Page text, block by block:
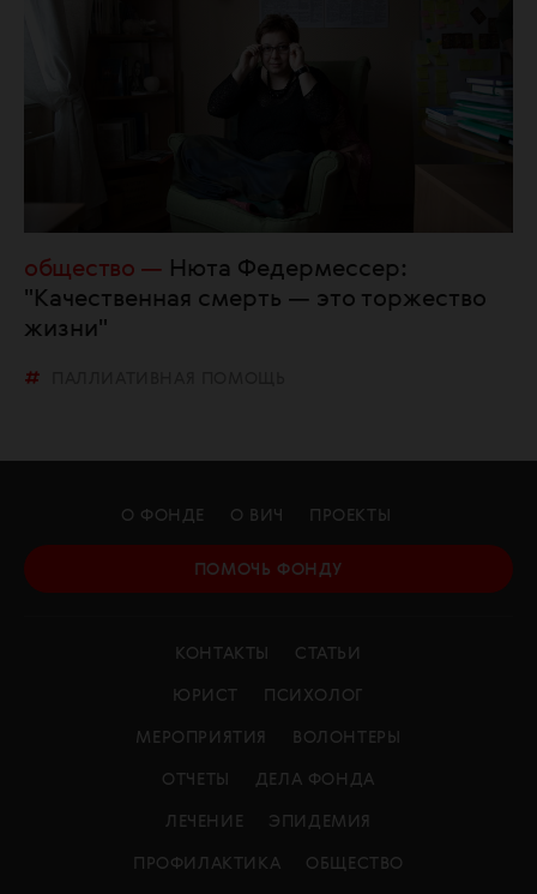
общество
Нюта Федермессер:
"Качественная смерть — это торжество
жизни"
О ФОНДЕ О ВИЧ ПРОЕКТЫ
ПОМОЧЬ ФОНДУ
КОНТАКТЫ СТАТЬИ
ЮРИСТ ПСИХОЛОГ
МЕРОПРИЯТИЯ ВОЛОНТЕРЫ
ОТЧЕТЫ ДЕЛА ФОНДА
ЛЕЧЕНИЕ ЭПИДЕМИЯ
ПРОФИЛАКТИКА ОБЩЕСТВО